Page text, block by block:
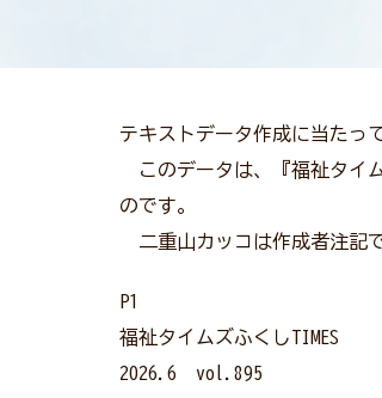
テキストデータ作成に当たっ
このデータは、『福祉タイ
のです。
二重山カッコは作成者注記で
P1
福祉タイムズふくしTIMES
2026.6 vol.895